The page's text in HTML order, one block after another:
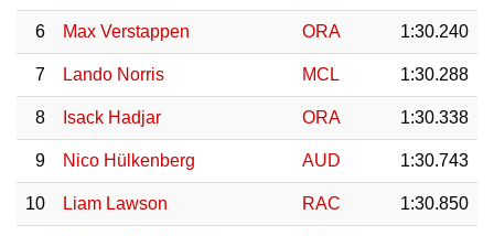
6 Max Verstappen ORA 1:30.240
7 Lando Norris MCL 1:30.288
8 Isack Hadjar ORA 1:30.338
9 Nico Hülkenberg AUD 1:30.743
10 Liam Lawson RAC 1:30.850